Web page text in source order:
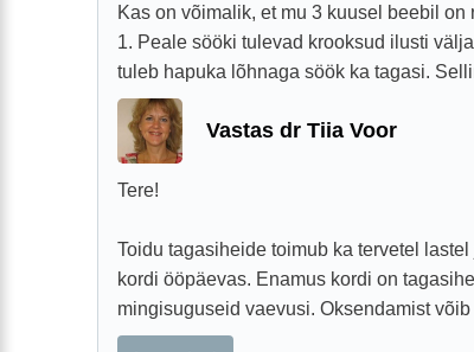
Kas on võimalik, et mu 3 kuusel beebil on
1. Peale sööki tulevad krooksud ilusti
tuleb hapuka lõhnaga söök ka tagasi.
Vastas dr Tiia Voor
Tere!
Toidu tagasiheide toimub ka tervetel
kordi ööpäevas. Enamus kordi on
mingisuguseid vaevusi. Oksendamist võib